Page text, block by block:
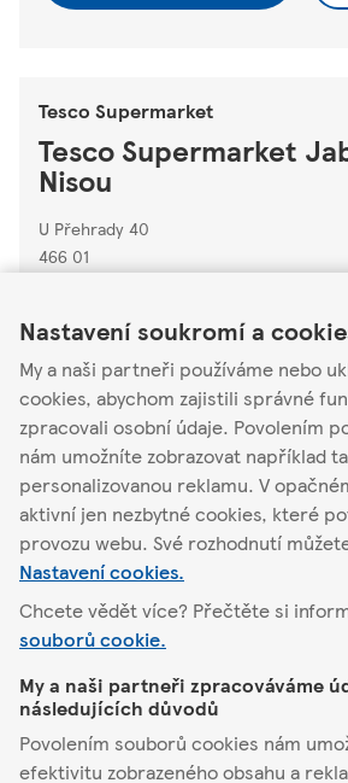
Nastavení soukromí a
My a naši partneři používáme nebo
cookies, abychom zajistili správné
zpracovali osobní údaje. Povolením
nám umožníte zobrazovat například
personalizovanou reklamu. V
aktivní jen nezbytné cookies, které
provozu webu. Své rozhodnutí
Nastavení cookies.
Chcete vědět více? Přečtěte si
souborů cookie.
My a naši partneři zpracováváme
následujících důvodů
Povolením souborů cookies nám
efektivitu zobrazeného obsahu a
Tesco Supermarket
Tesco Supermarket
Nisou
U Přehrady 40
466 01
Podrobnosti o
obchodu
Najít jiný obchod
Liberec Vrchlického
Tesco
Pomůžeme vám